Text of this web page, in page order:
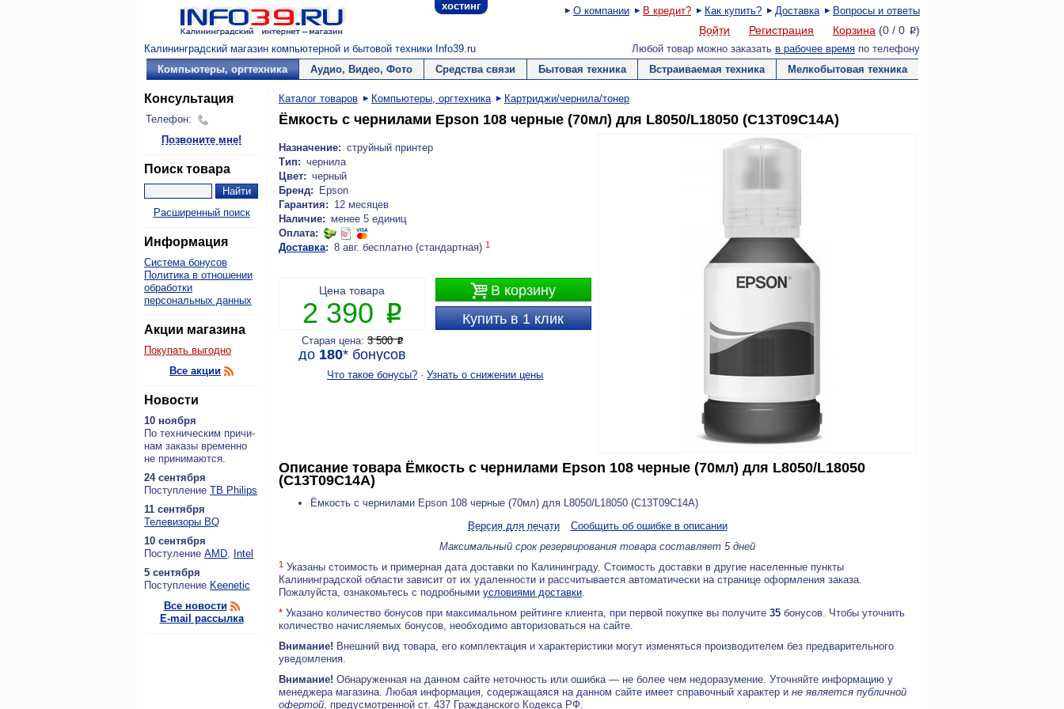
хостинг О компании В кредит? Как купить? Доставка Вопросы и ответы
Войти Регистрация Корзина (0 / 0 P)
Калининградский магазин компьютерной и бытовой техники Info39.ru Любой товар можно заказать в рабочее время по телефону
Компьютеры, оргтехника
Аудио, Видео, Фото Средства связи Бытовая техника Встраиваемая техника Мелкобытовая техника
Консультация
Телефон:
Позвоните мне!
Поиск товара
Расширенный поиск
Информация
Система бонусов
Политика в отношении
обработки
персональных данных
Акции магазина
Покупать выгодно
Все акции
Новости
10 ноября
По тех­ни­че­ским при­чи­
нам за­ка­зы вре­мен­но
не при­ни­ма­ют­ся.
24 сентября
По­ступ­ле­ние ТВ Philips
11 сентября
Теле­ви­зо­ры BQ
10 сентября
По­сту­ле­ние AMD, Intel
5 сентября
По­ступ­ле­ние Keenetic
Все новости
E-mail рассылка
Каталог товаров Компьютеры, оргтехника Картриджи/чернила/тонер
Ёмкость с чернилами Epson 108 черные (70мл) для L8050/L18050 (C13T09C14A)
Назначение: струйный принтер
Тип: чернила
Цвет: черный
Бренд:
Epson
Гарантия: 12 месяцев
Наличие: менее 5 единиц
Оплата:
Доставка: 8 авг. бесплатно (стандартная) 1
В корзину
Купить в 1 клик
Цена товара
2 390 P
Старая цена: 3 500P
до 180*бонусов
Что такое бонусы? · Узнать о снижении цены
Описание товара Ёмкость с чернилами Epson 108 черные (70мл) для L8050/L18050
(C13T09C14A)
Ёмкость с чернилами Epson 108 черные (70мл) для L8050/L18050 (C13T09C14A)
Версия для печати
Сообщить об ошибке в описании
Максимальный срок резервирования товара составляет 5 дней
1 Указаны стоимость и примерная дата доставки по Калининграду. Стоимость доставки в другие населенные пункты
Калининградской области зависит от их удаленности и рассчитывается автоматически на странице оформления заказа.
Пожалуйста, ознакомьтесь с подробными условиями доставки.
* Указано количество бонусов при максимальном рейтинге клиента, при первой покупке вы получите 35 бонусов. Чтобы уточнить
количество начисляемых бонусов, необходимо авторизоваться на сайте.
Внимание! Внешний вид товара, его комплектация и характеристики могут изменяться производителем без предварительного
уведомления.
Внимание! Обнаруженная на данном сайте неточность или ошибка — не более чем недоразумение. Уточняйте информацию у
менеджера магазина. Любая информация, содержащаяся на данном сайте имеет справочный характер и не является публичной
офертой, предусмотренной ст. 437 Гражданского Кодекса РФ.